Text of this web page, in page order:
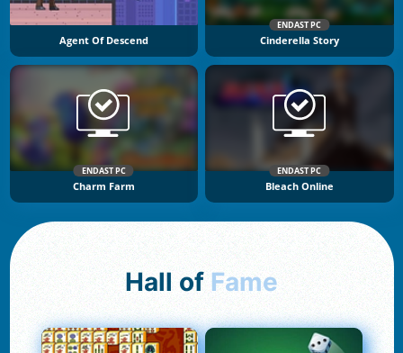
Agent Of Descend
ENDAST PC
Cinderella Story
ENDAST PC
Charm Farm
ENDAST PC
Bleach Online
Hall of Fame